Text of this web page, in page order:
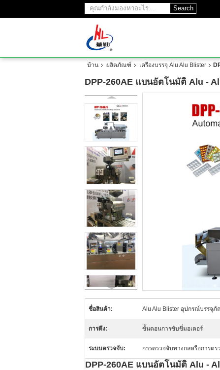
Search
บ้าน ผลิตภัณฑ์ เครื่องบรรจุ Alu Alu Blister
DPP-260AE แบนอัตโนมัติ Alu -
ชื่อสินค้า: Alu Alu Blister อุปกรณ์บรรจุ
การดึง: ขั้นตอนการขับขี่มอเตอร์
ระบบตรวจจับ: การตรวจจับทางกลหรือการต
DPP-260AE แบนอัตโนมัติ Alu -